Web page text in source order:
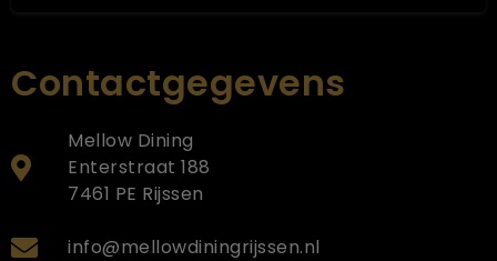
Contactgegevens
Mellow Dining
Enterstraat 188
7461 PE Rijssen
info@mellowdiningrijssen.nl